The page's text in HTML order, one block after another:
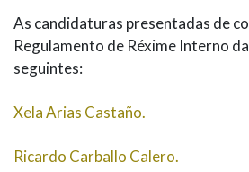
As candidaturas presentadas de
Regulamento de Réxime Interno
seguintes:
Xela Arias Castaño.
Ricardo Carballo Calero.